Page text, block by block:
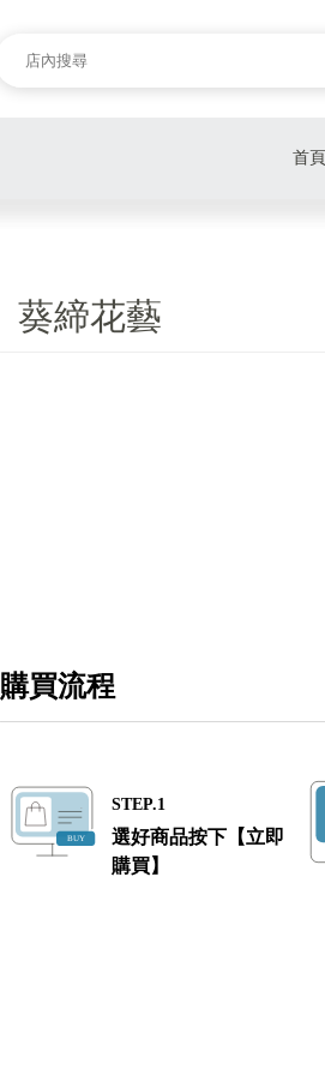
首頁
葵締花藝
購買流程
STEP.1
選好商品按下【立即
購買】